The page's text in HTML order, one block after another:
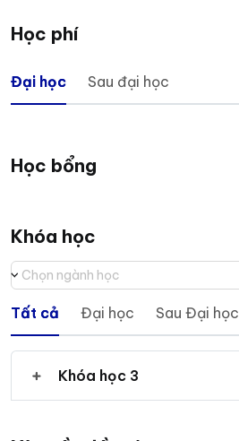
Học phí
Đại học Sau đại học
Học bổng
Khóa học
Chọn ngành học
Tất cả Đại học Sau Đại học
Khóa học 3